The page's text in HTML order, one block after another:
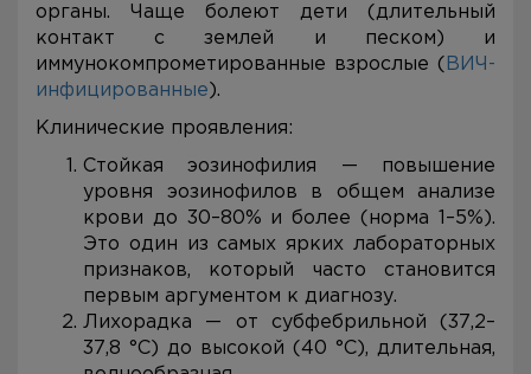
органы. Чаще болеют дети (длительный
контакт с землей и песком) и
иммунокомпрометированные взрослые ( ВИЧ-
инфицированные ).
Клинические проявления:
Стойкая эозинофилия — повышение
уровня эозинофилов в общем анализе
крови до 30–80% и более (норма 1–5%).
Это один из самых ярких лабораторных
признаков, который часто становится
первым аргументом к диагнозу.
Лихорадка — от субфебрильной (37,2–
37,8 °C) до высокой (40 °C), длительная,